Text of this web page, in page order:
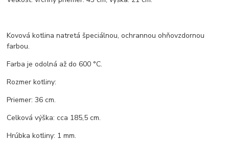
Kovová kotlina natretá špeciálnou, ochrannou ohňovzdornou
farbou.
Farba je odolná až do 600 °C.
Rozmer kotliny:
Priemer: 36 cm.
Celková výška: cca 185,5 cm.
Hrúbka kotliny: 1 mm.